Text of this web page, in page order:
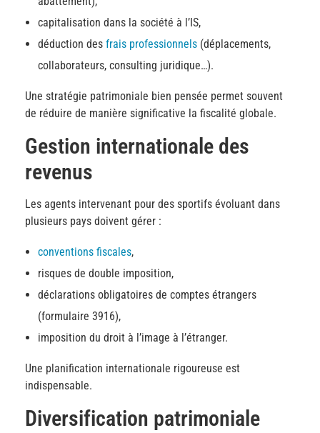
capitalisation dans la société à l’IS,
déduction des frais professionnels(déplacements,
collaborateurs, consulting juridique…).
Une stratégie patrimoniale bien pensée permet souvent
de réduire de manière significative la fiscalité globale.
Gestion internationale des
revenus
Les agents intervenant pour des sportifs évoluant dans
plusieurs pays doivent gérer :
conventions fiscales,
risques de double imposition,
déclarations obligatoires de comptes étrangers
(formulaire 3916),
imposition du droit à l’image à l’étranger.
Une planification internationale rigoureuse est
indispensable.
Diversification patrimoniale